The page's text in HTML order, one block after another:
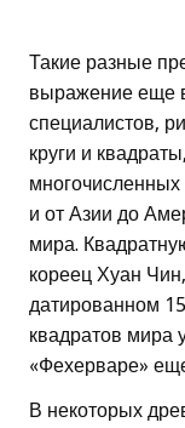
Такие разные
выражение еще
специалистов,
круги и
и от Азии до
мира.
кореец Хуан
датированном
квадратов мира
«Фехерваре»
В некоторых